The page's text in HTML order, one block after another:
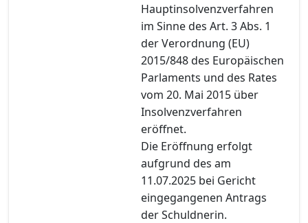
Hauptinsolvenzverfahren
im Sinne des Art. 3 Abs. 1
der Verordnung (EU)
2015/848 des Europäischen
Parlaments und des Rates
vom 20. Mai 2015 über
Insolvenzverfahren
eröffnet.
Die Eröffnung erfolgt
aufgrund des am
11.07.2025 bei Gericht
eingegangenen Antrags
der Schuldnerin.